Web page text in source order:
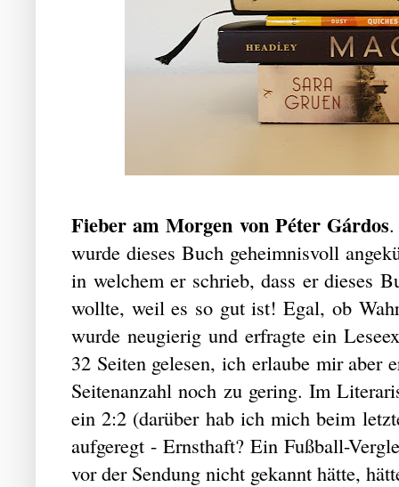
Fieber am Morgen von Péter Gárdos
wurde dieses Buch geheimnisvoll
in welchem er schrieb, dass er dieses
wollte, weil es so gut ist! Egal, ob
wurde neugierig und erfragte ein
32 Seiten gelesen, ich erlaube mir
Seitenanzahl noch zu gering. Im
ein 2:2 (darüber hab ich mich beim
aufgeregt - Ernsthaft? Ein Fußball-
vor der Sendung nicht gekannt hätte,